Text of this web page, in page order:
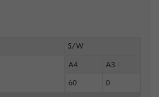
S/W
A4 A3
60 0